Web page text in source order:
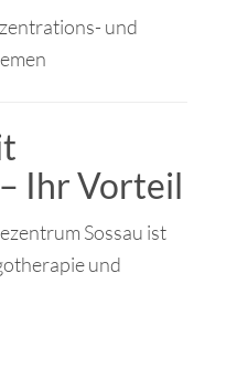
und
Ihr Vorteil
Sossau ist
und